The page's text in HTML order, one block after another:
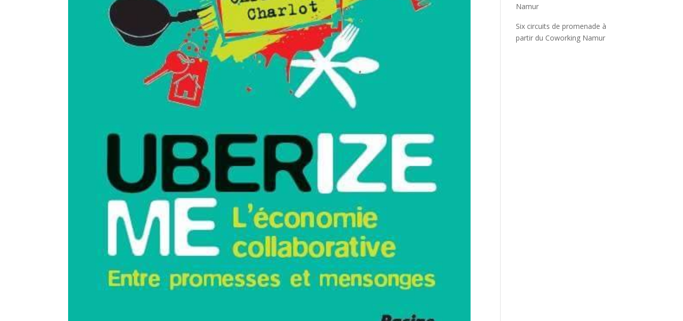
Namur
Six circuits de promenade à
partir du Coworking Namur